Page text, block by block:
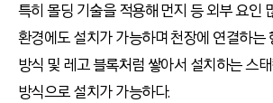
특히 몰딩 기술을 적용해 먼지 등 외부 요인
환경에도 설치가 가능하며 천장에 연결하
방식 및 레고 블록처럼 쌓아서 설치하는 스
방식으로 설치가 가능하다.